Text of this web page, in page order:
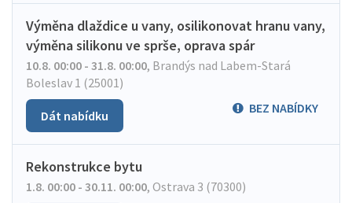
Výměna dlaždice u vany, osilikonovat hranu vany,
výměna silikonu ve sprše, oprava spár
10.8. 00:00 - 31.8. 00:00, Brandýs nad Labem-Stará
Boleslav 1 (25001)
BEZ NABÍDKY
Dát nabídku
Rekonstrukce bytu
1.8. 00:00 - 30.11. 00:00, Ostrava 3 (70300)